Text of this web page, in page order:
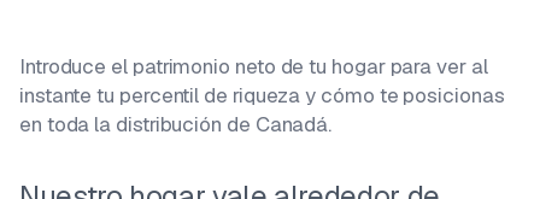
Introduce el patrimonio neto de tu hogar para ver al
instante tu percentil de riqueza y cómo te posicionas
en toda la distribución de Canadá.